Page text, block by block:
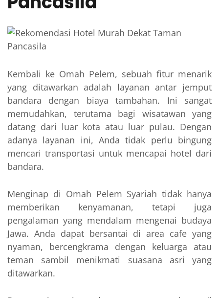
Kembali ke Omah Pelem, sebuah fitur menarik
yang ditawarkan adalah layanan antar jemput
bandara dengan biaya tambahan. Ini sangat
memudahkan, terutama bagi wisatawan yang
datang dari luar kota atau luar pulau. Dengan
adanya layanan ini, Anda tidak perlu bingung
mencari transportasi untuk mencapai hotel dari
bandara.
Menginap di Omah Pelem Syariah tidak hanya
memberikan kenyamanan, tetapi juga
pengalaman yang mendalam mengenai budaya
Jawa. Anda dapat bersantai di area cafe yang
nyaman, bercengkrama dengan keluarga atau
teman sambil menikmati suasana asri yang
ditawarkan.